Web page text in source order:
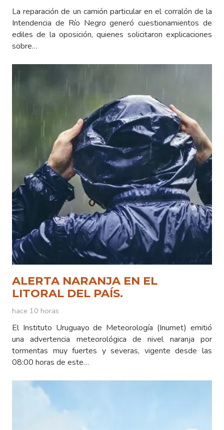
La reparación de un camión particular en el corralón de la
Intendencia de Río Negro generó cuestionamientos de
ediles de la oposición, quienes solicitaron explicaciones
sobre…
ALERTA NARANJA EN EL
LITORAL DEL PAÍS.
hace 10 horas
El Instituto Uruguayo de Meteorología (Inumet) emitió
una advertencia meteorológica de nivel naranja por
tormentas muy fuertes y severas, vigente desde las
08:00 horas de este…